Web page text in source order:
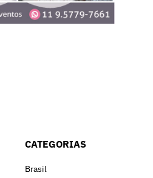
CATEGORIAS
Brasil